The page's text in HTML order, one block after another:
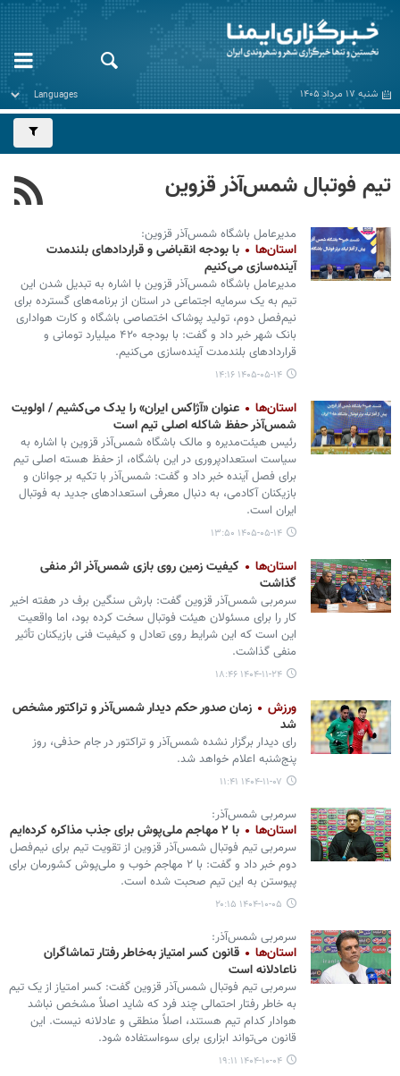
شنبه ۱۷ مرداد ۱۴۰۵
تیم فوتبال شمس‌آذر قزوین
مدیرعامل باشگاه شمس‌آذر قزوین:
استان‌ها
با بودجه انقباضی و قراردادهای بلندمدت
آینده‌سازی می‌کنیم
مدیرعامل باشگاه شمس‌آذر قزوین با اشاره به تبدیل شدن این
تیم به یک سرمایه اجتماعی در استان از برنامه‌های گسترده برای
نیم‌فصل دوم، تولید پوشاک اختصاصی باشگاه و کارت هواداری
بانک شهر خبر داد و گفت: با بودجه ۴۲۰ میلیارد تومانی و
قراردادهای بلندمدت آینده‌سازی می‌کنیم.
۱۴۰۵-۰۵-۱۴ ۱۴:۱۶
استان‌ها
عنوان «آژاکس ایران» را یدک می‌کشیم / اولویت
شمس‌آذر حفظ شاکله اصلی تیم است
رئیس هیئت‌مدیره و مالک باشگاه شمس‌آذر قزوین با اشاره به
سیاست استعدادپروری در این باشگاه، از حفظ هسته اصلی تیم
برای فصل آینده خبر داد و گفت: شمس‌آذر با تکیه بر جوانان و
بازیکنان آکادمی، به دنبال معرفی استعدادهای جدید به فوتبال
ایران است.
۱۴۰۵-۰۵-۱۴ ۱۳:۵۰
استان‌ها
کیفیت زمین روی بازی شمس‌آذر اثر منفی
گذاشت
سرمربی شمس‌آذر قزوین گفت: بارش سنگین برف در هفته اخیر
کار را برای مسئولان هیئت فوتبال سخت کرده بود، اما واقعیت
این است که این شرایط روی تعادل و کیفیت فنی بازیکنان تأثیر
منفی گذاشت.
۱۴۰۴-۱۱-۲۴ ۱۸:۴۶
ورزش
زمان صدور حکم دیدار شمس‌آذر و تراکتور مشخص
شد
رای دیدار برگزار نشده شمس‌آذر و تراکتور در جام حذفی، روز
پنج‌شنبه اعلام خواهد شد.
۱۴۰۴-۱۱-۰۷ ۱۱:۴۱
سرمربی شمس‌آذر:
استان‌ها با ۲ مهاجم ملی‌پوش برای جذب مذاکره کرده‌ایم
سرمربی تیم فوتبال شمس‌آذر قزوین از تقویت تیم برای نیم‌فصل
دوم خبر داد و گفت: با ۲ مهاجم خوب و ملی‌پوش کشورمان برای
پیوستن به این تیم صحبت شده است.
۱۴۰۴-۱۰-۰۵ ۲۰:۱۵
سرمربی شمس‌آذر:
استان‌ها
قانون کسر امتیاز به‌خاطر رفتار تماشاگران
ناعادلانه است
سرمربی تیم فوتبال شمس‌آذر قزوین گفت: کسر امتیاز از یک تیم
به خاطر رفتار احتمالی چند فرد که شاید اصلاً مشخص نباشد
هوادار کدام تیم هستند، اصلاً منطقی و عادلانه نیست. این
قانون می‌تواند ابزاری برای سوءاستفاده شود.
۱۴۰۴-۱۰-۰۴ ۱۹:۱۱